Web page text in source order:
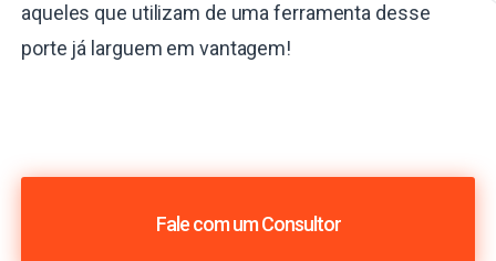
aqueles que utilizam de uma ferramenta desse
porte já larguem em vantagem!
Fale com um Consultor